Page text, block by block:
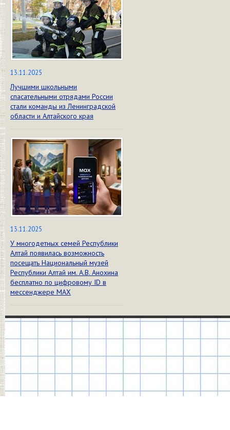
13.11.2025
Лучшими школьными
спасательными отрядами России
стали команды из Ленинградской
области и Алтайского края
13.11.2025
У многодетных семей Республики
Алтай появилась возможность
посещать Национальный музей
Республики Алтай им. А.В. Анохина
бесплатно по цифровому ID в
мессенджере МАХ